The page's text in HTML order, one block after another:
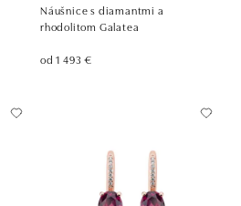
Náušnice s diamantmi a
rhodolitom Galatea
od 1 493 €